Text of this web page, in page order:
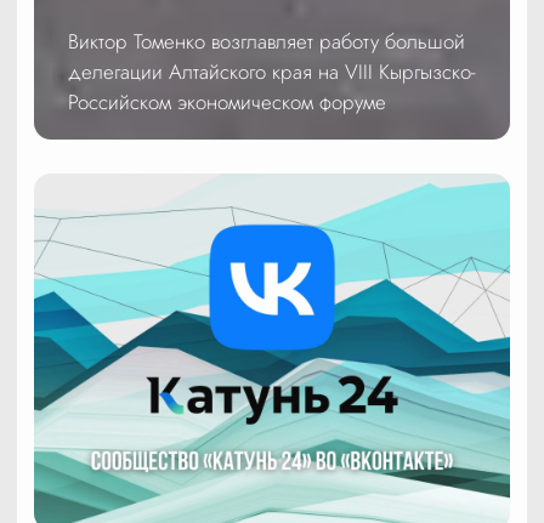
Виктор Томенко возглавляет работу большой
делегации Алтайского края на VIII Кыргызско-
Российском экономическом форуме